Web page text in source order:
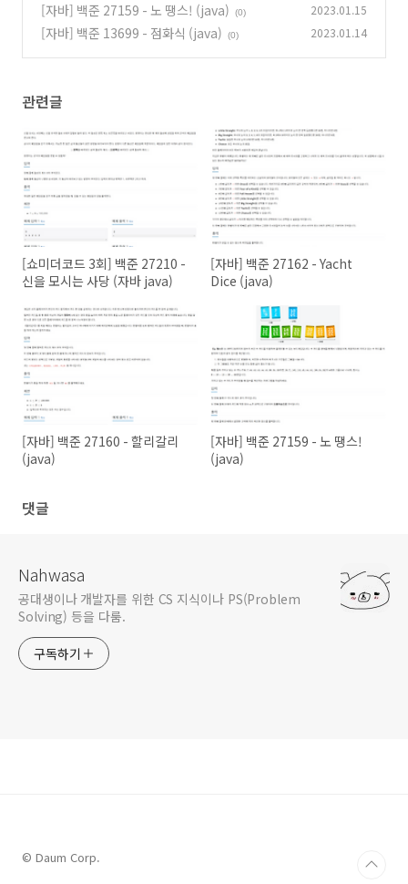
[자바] 백준 27159 - 노 땡스! (java) (0) 2023.01.15
[자바] 백준 13699 - 점화식 (java) (0) 2023.01.14
관련글
[쇼미더코드 3회] 백준 27210 -
신을 모시는 사당 (자바 java)
[자바] 백준 27162 - Yacht
Dice (java)
[자바] 백준 27160 - 할리갈리
(java)
[자바] 백준 27159 - 노 땡스!
(java)
댓글
Nahwasa
공대생이나 개발자를 위한 CS 지식이나 PS(Problem
Solving) 등을 다룸.
구독하기
© Daum Corp.